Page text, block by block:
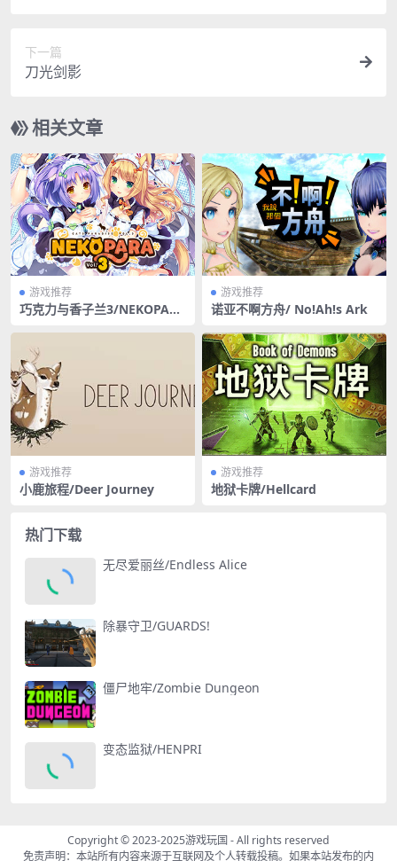
下一篇
刀光剑影
相关文章
游戏推荐
巧克力与香子兰3/NEKOPARA
游戏推荐
诺亚不啊方舟/ No!Ah!s Ark
游戏推荐
小鹿旅程/Deer Journey
游戏推荐
地狱卡牌/Hellcard
热门下载
无尽爱丽丝/Endless Alice
除暴守卫/GUARDS!
僵尸地牢/Zombie Dungeon
变态监狱/HENPRI
Copyright © 2023-2025游戏玩国- All rights reserved
免责声明：本站所有内容来源于互联网及个人转载投稿。如果本站发布的内